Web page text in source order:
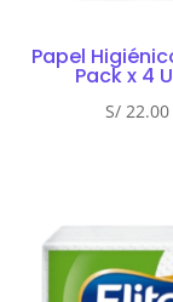
Papel
Pack x 4
S/22.00